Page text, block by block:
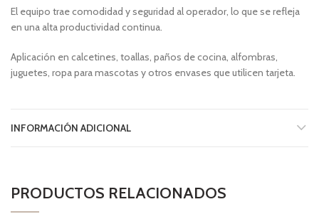
El equipo trae comodidad y seguridad al operador, lo que se refleja
en una alta productividad continua.
Aplicación en calcetines, toallas, paños de cocina, alfombras,
juguetes, ropa para mascotas y otros envases que utilicen tarjeta.
INFORMACIÓN ADICIONAL
PRODUCTOS RELACIONADOS